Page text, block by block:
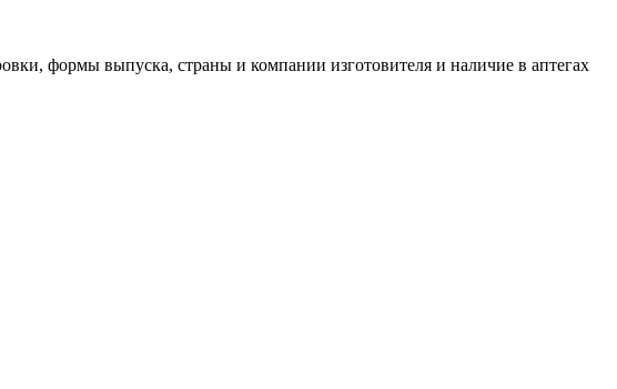
формы выпуска, страны и компании изготовителя и наличие в аптегах